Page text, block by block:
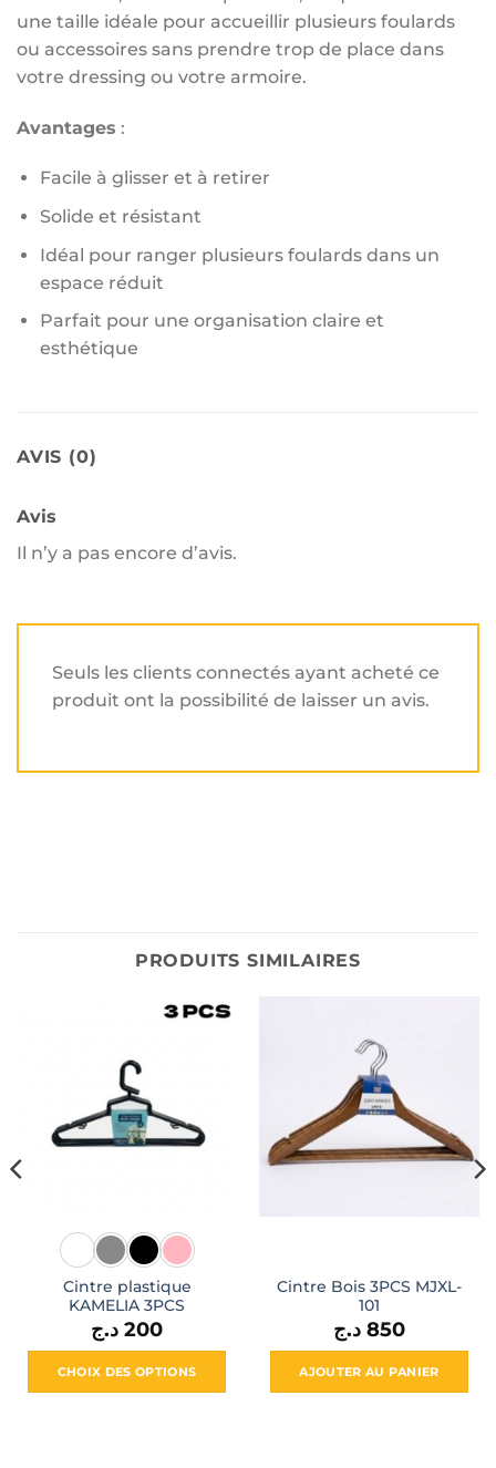
une taille idéale pour accueillir plusieurs foulards
ou accessoires sans prendre trop de place dans
votre dressing ou votre armoire.
Avantages :
Facile à glisser et à retirer
Solide et résistant
Idéal pour ranger plusieurs foulards dans un
espace réduit
Parfait pour une organisation claire et
esthétique
AVIS (0)
Avis
Il n’y a pas encore d’avis.
Seuls les clients connectés ayant acheté ce
produit ont la possibilité de laisser un avis.
PRODUITS SIMILAIRES
Cintre plastique
KAMELIA 3PCS
200 د.ج
CHOIX DES OPTIONS
Cintre Bois 3PCS MJXL-
101
850 د.ج
AJOUTER AU PANIER